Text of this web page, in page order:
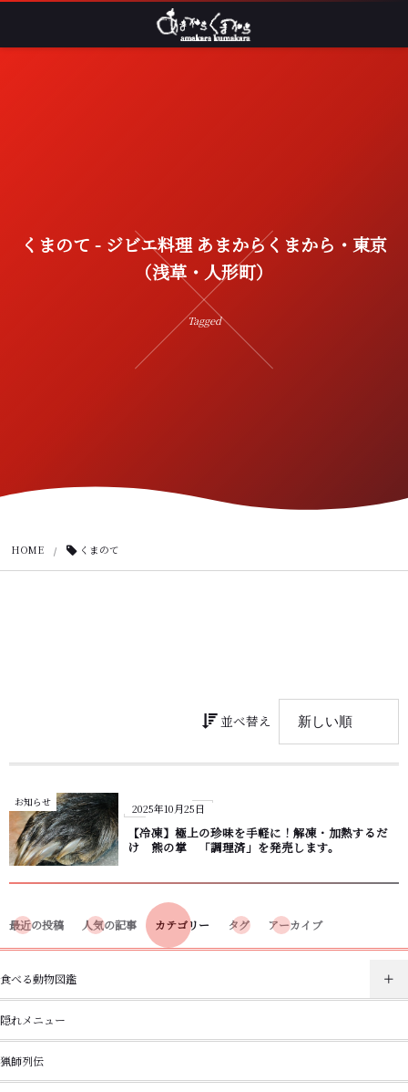
くまのて - ジビエ料理 あまからくまから・東京
（浅草・人形町）
Tagged
HOME くまのて
並べ替え
お知らせ 2025年10月25日
【冷凍】極上の珍味を手軽に！解凍・加熱するだ
け 熊の掌 「調理済」を発売します。
最近の投稿 人気の記事 カテゴリー タグ アーカイブ
食べる動物図鑑
隠れメニュー
猟師列伝